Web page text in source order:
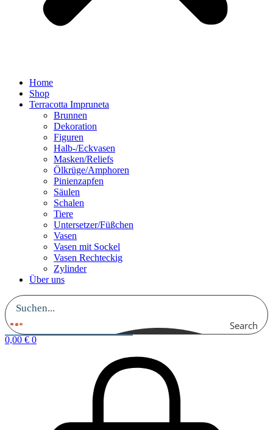
Home
Shop
Terracotta Impruneta
Brunnen
Dekoration
Figuren
Halb-/Eckvasen
Masken/Reliefs
Ölkrüge/Amphoren
Pinienzapfen
Säulen
Schalen
Tiere
Untersetzer/Füßchen
Vasen
Vasen mit Sockel
Vasen Rechteckig
Zylinder
Über uns
Search
0,00 € 0